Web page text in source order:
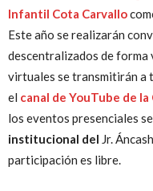
Infantil Cota Carvallo
Este año se realizarán
descentralizados de forma
virtuales se transmitirán a
el canal de YouTube de la
los eventos presenciales
institucional del Jr.
participación es libre.